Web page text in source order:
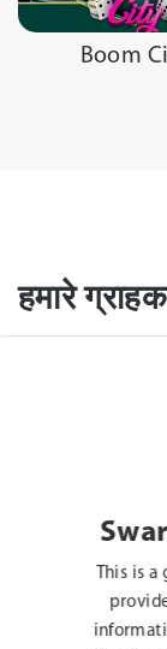
Boom
हमारे
A
factors